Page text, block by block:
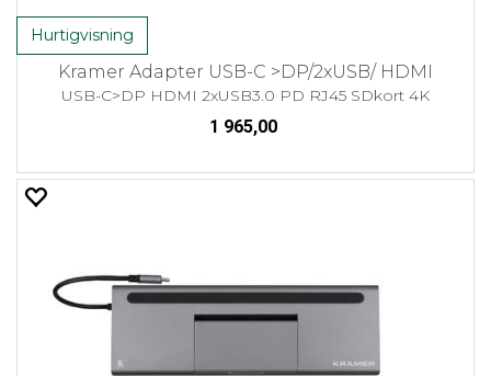
Hurtigvisning
Kramer Adapter USB-C >DP/2xUSB/ HDMI
USB-C>DP HDMI 2xUSB3.0 PD RJ45 SDkort 4K
1 965,00